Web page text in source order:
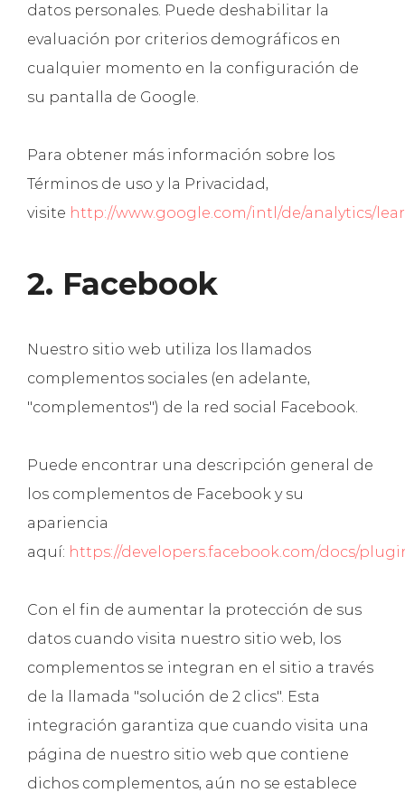
datos personales. Puede deshabilitar la
evaluación por criterios demográficos en
cualquier momento en la configuración de
su pantalla de Google.
Para obtener más información sobre los
Términos de uso y la Privacidad,
visite http://www.google.com/intl/de/analytics/
2. Facebook
Nuestro sitio web utiliza los llamados
complementos sociales (en adelante,
"complementos") de la red social Facebook.
Puede encontrar una descripción general de
los complementos de Facebook y su
apariencia
aquí: https://developers.facebook.com/docs/
Con el fin de aumentar la protección de sus
datos cuando visita nuestro sitio web, los
complementos se integran en el sitio a través
de la llamada "solución de 2 clics". Esta
integración garantiza que cuando visita una
página de nuestro sitio web que contiene
dichos complementos, aún no se establece